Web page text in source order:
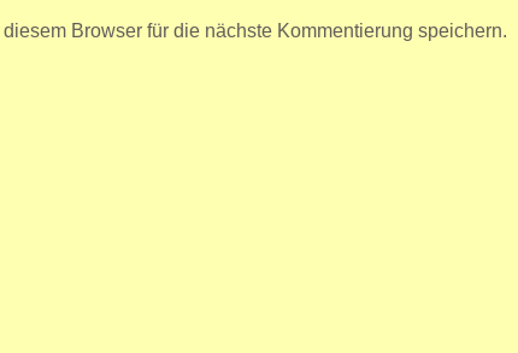
Browser für die nächste Kommentierung speichern.